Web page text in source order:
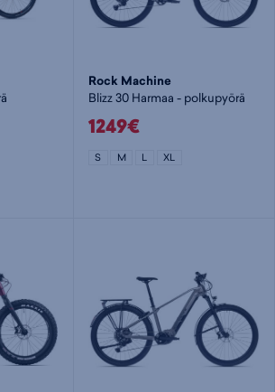
Rock Machine
Blizz 30 Harmaa - polkupyörä
1249€
S M L XL